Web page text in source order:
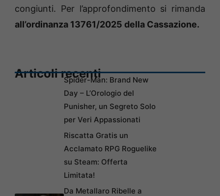
congiunti. Per l’approfondimento si rimanda
all’ordinanza 13761/2025 della Cassazione.
Articoli recentiSpider-Man: Brand New
Day – L’Orologio del
Punisher, un Segreto Solo
per Veri Appassionati
Riscatta Gratis un
Acclamato RPG Roguelike
su Steam: Offerta
Limitata!
Da Metallaro Ribelle a